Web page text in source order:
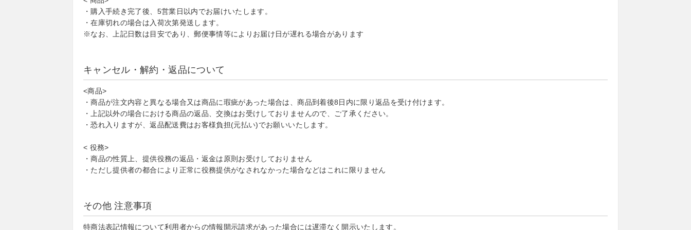
・購入手続き完了後、5営業日以内でお届けいたします。
・在庫切れの場合は入荷次第発送します。
※なお、上記日数は目安であり、郵便事情等によりお届け日が遅れる場合があります
キャンセル・解約・返品について
<商品>
・商品が注文内容と異なる場合又は商品に瑕疵があった場合は、商品到着後8日内に限り返品を受け付けます。
・上記以外の場合における商品の返品、交換はお受けしておりませんので、ご了承ください。
・恐れ入りますが、返品配送費はお客様負担(元払い)でお願いいたします。
< 役務>
・商品の性質上、提供役務の返品・返金は原則お受けしておりません
・ただし提供者の都合により正常に役務提供がなされなかった場合などはこれに限りません
その他 注意事項
特商法表記情報について利用者からの情報開示請求があった場合には遅滞なく開示いたします。